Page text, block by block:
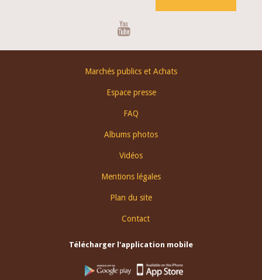
Marchés publics et Achats
Espace presse
FAQ
Albums photos
Vidéos
Mentions légales
Plan du site
Contact
Télécharger l'application mobile